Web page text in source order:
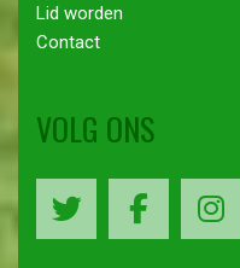
Lid worden
Contact
VOLG ONS